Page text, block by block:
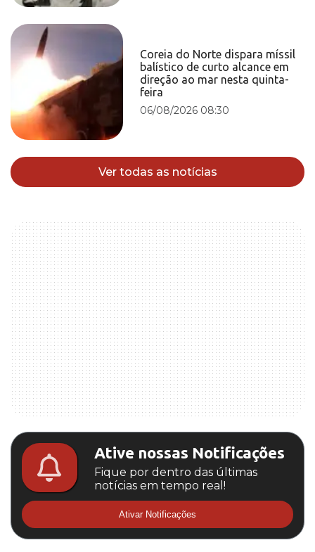
Coreia do Norte dispara míssil
balístico de curto alcance em
direção ao mar nesta quinta-
feira
06/08/2026 08:30
Ver todas as notícias
Ative nossas Notificações
Fique por dentro das últimas
notícias em tempo real!
Ativar Notificações